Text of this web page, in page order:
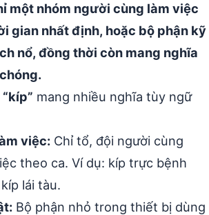
một nhóm người cùng làm việc
gian nhất định, hoặc bộ phận kỹ
nổ, đồng thời còn mang nghĩa
“kíp” mang nhiều nghĩa tùy ngữ
việc: Chỉ tổ, đội người cùng
theo ca. Ví dụ: kíp trực bệnh
lái tàu.
Bộ phận nhỏ trong thiết bị dùng